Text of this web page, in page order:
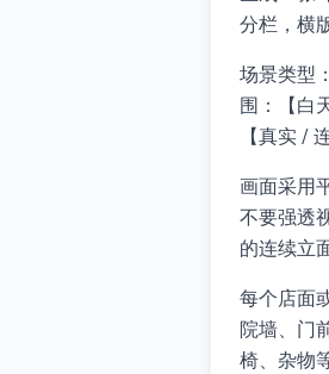
分栏，横
场景类型
围：【白
【真实 /
画面采用
不要强透
的连续立
每个店面
院墙、门
椅、杂物